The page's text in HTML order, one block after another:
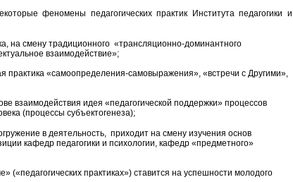
феномены педагогических практик Института педагогики и
на смену традиционного «трансляционно-доминантного
взаимодействие»;
практика «самоопределения-самовыражения», «встречи с Другими»,
взаимодействия идея «педагогической поддержки» процессов
(процессы субъектогенеза);
в деятельность, приходит на смену изучения основ
кафедр педагогики и психологии, кафедр «предметного»
(«педагогических практиках») ставится на успешности молодого